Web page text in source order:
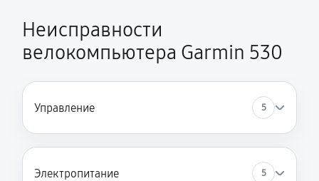
Неисправности
велокомпьютера Garmin 530
Управление 5
Электропитание 5